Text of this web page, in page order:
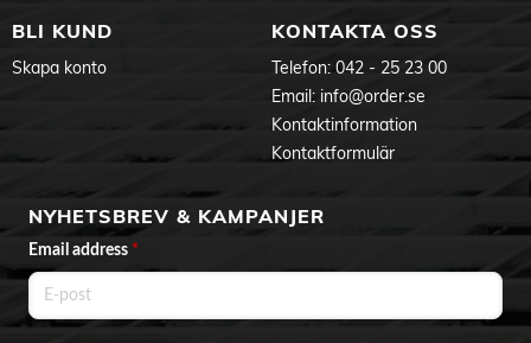
BLI KUND
Skapa konto
KONTAKTA OSS
Telefon: 042 - 25 23 00
Email: info@order.se
Kontaktinformation
Kontaktformulär
NYHETSBREV & KAMPANJER
Email address *